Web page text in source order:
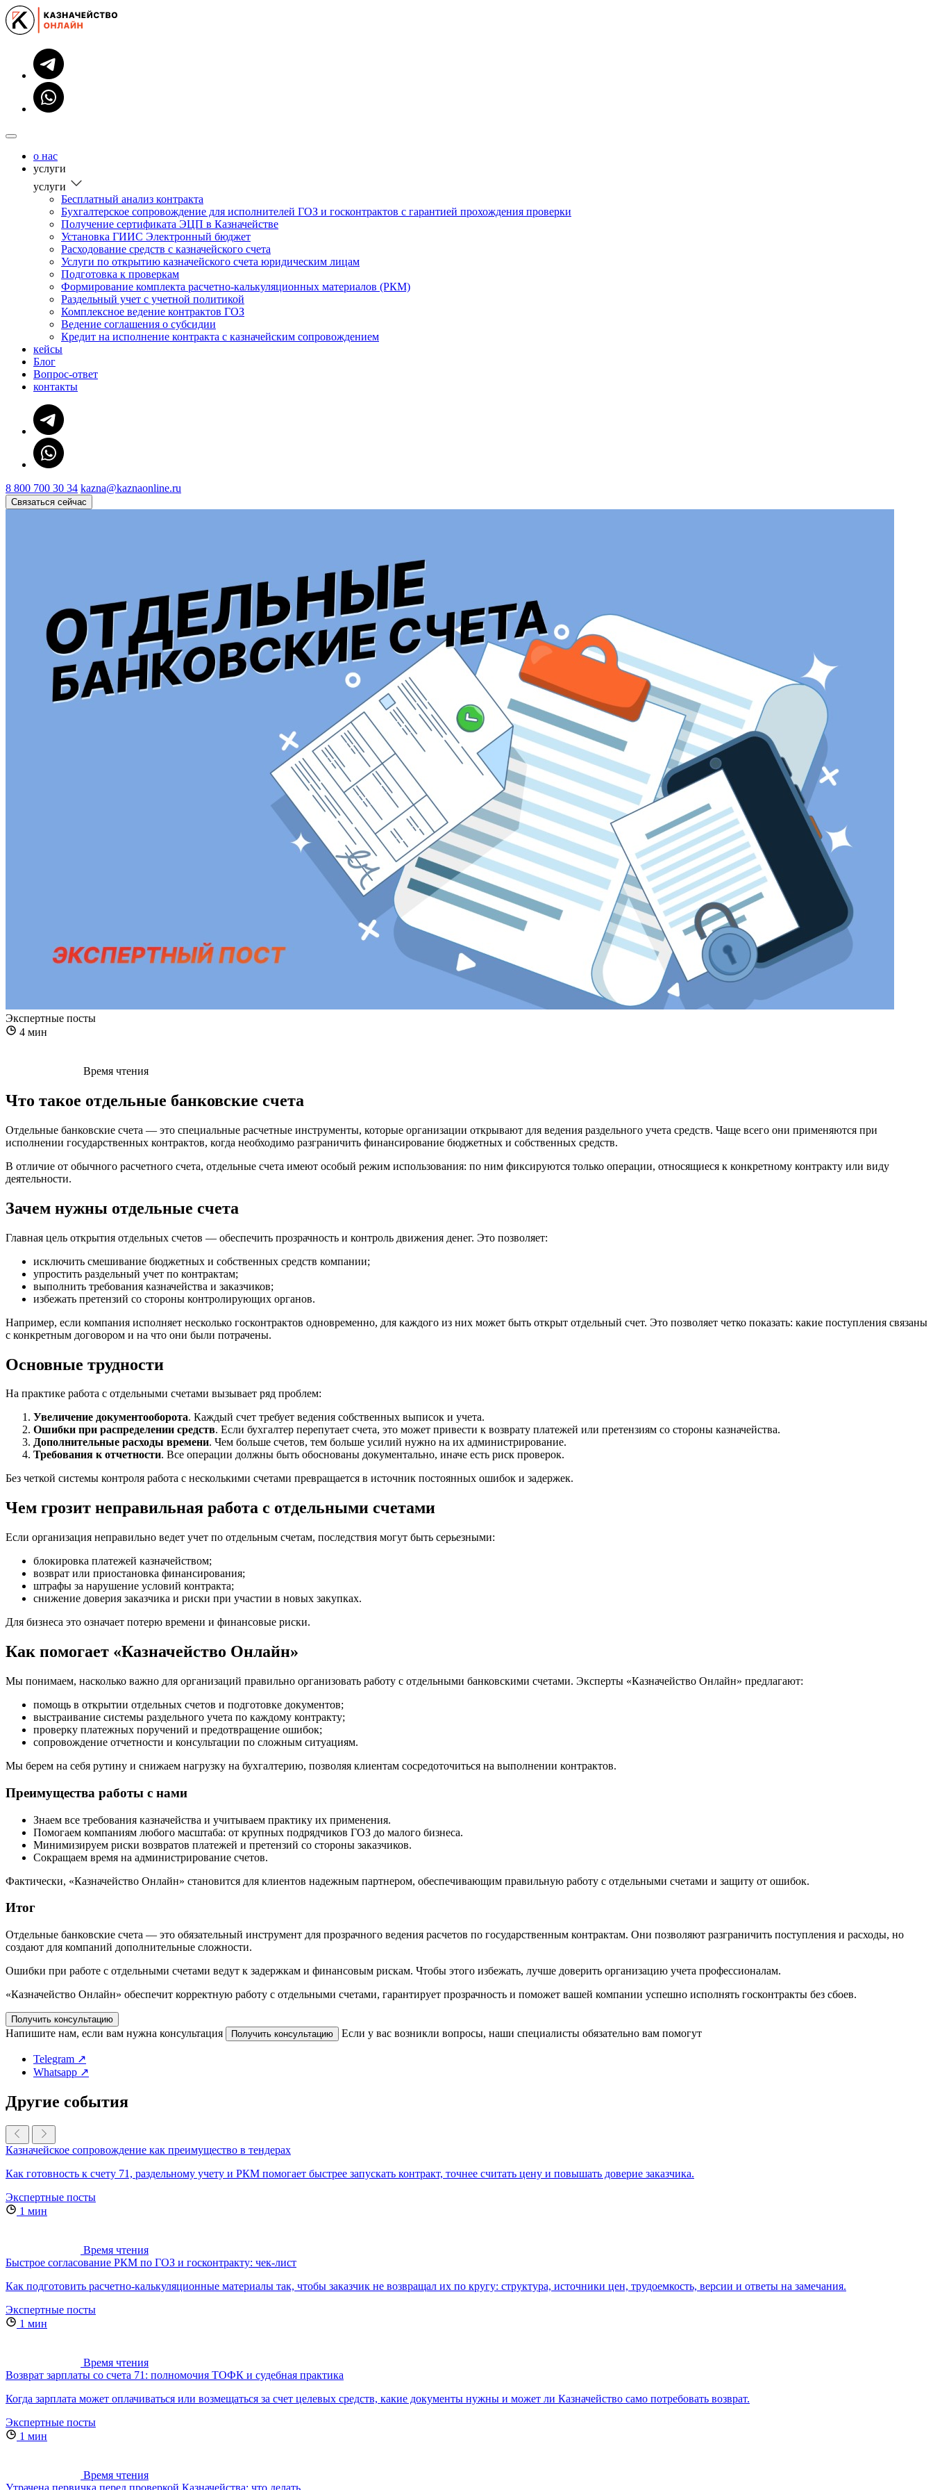
о нас
услуги
услуги
Бесплатный анализ контракта
Бухгалтерское сопровождение для исполнителей ГОЗ и госконтрактов с гарантией прохождения проверки
Получение сертификата ЭЦП в Казначействе
Установка ГИИС Электронный бюджет
Расходование средств с казначейского счета
Услуги по открытию казначейского счета юридическим лицам
Подготовка к проверкам
Формирование комплекта расчетно-калькуляционных материалов (РКМ)
Раздельный учет с учетной политикой
Комплексное ведение контрактов ГОЗ
Ведение соглашения о субсидии
Кредит на исполнение контракта с казначейским сопровождением
кейсы
Блог
Вопрос-ответ
контакты
8 800 700 30 34 kazna@kaznaonline.ru
Связаться сейчас
Экспертные посты
4 мин
Время чтения
Что такое отдельные банковские счета
Отдельные банковские счета — это специальные расчетные инструменты, которые организации открывают для ведения раздельного учета средств. Чаще всего они применяются при
исполнении государственных контрактов, когда необходимо разграничить финансирование бюджетных и собственных средств.
В отличие от обычного расчетного счета, отдельные счета имеют особый режим использования: по ним фиксируются только операции, относящиеся к конкретному контракту или виду
деятельности.
Зачем нужны отдельные счета
Главная цель открытия отдельных счетов — обеспечить прозрачность и контроль движения денег. Это позволяет:
исключить смешивание бюджетных и собственных средств компании;
упростить раздельный учет по контрактам;
выполнить требования казначейства и заказчиков;
избежать претензий со стороны контролирующих органов.
Например, если компания исполняет несколько госконтрактов одновременно, для каждого из них может быть открыт отдельный счет. Это позволяет четко показать: какие поступления связаны
с конкретным договором и на что они были потрачены.
Основные трудности
На практике работа с отдельными счетами вызывает ряд проблем:
Увеличение документооборота. Каждый счет требует ведения собственных выписок и учета.
Ошибки при распределении средств. Если бухгалтер перепутает счета, это может привести к возврату платежей или претензиям со стороны казначейства.
Дополнительные расходы времени. Чем больше счетов, тем больше усилий нужно на их администрирование.
Требования к отчетности. Все операции должны быть обоснованы документально, иначе есть риск проверок.
Без четкой системы контроля работа с несколькими счетами превращается в источник постоянных ошибок и задержек.
Чем грозит неправильная работа с отдельными счетами
Если организация неправильно ведет учет по отдельным счетам, последствия могут быть серьезными:
блокировка платежей казначейством;
возврат или приостановка финансирования;
штрафы за нарушение условий контракта;
снижение доверия заказчика и риски при участии в новых закупках.
Для бизнеса это означает потерю времени и финансовые риски.
Как помогает «Казначейство Онлайн»
Мы понимаем, насколько важно для организаций правильно организовать работу с отдельными банковскими счетами. Эксперты «Казначейство Онлайн» предлагают:
помощь в открытии отдельных счетов и подготовке документов;
выстраивание системы раздельного учета по каждому контракту;
проверку платежных поручений и предотвращение ошибок;
сопровождение отчетности и консультации по сложным ситуациям.
Мы берем на себя рутину и снижаем нагрузку на бухгалтерию, позволяя клиентам сосредоточиться на выполнении контрактов.
Преимущества работы с нами
Знаем все требования казначейства и учитываем практику их применения.
Помогаем компаниям любого масштаба: от крупных подрядчиков ГОЗ до малого бизнеса.
Минимизируем риски возвратов платежей и претензий со стороны заказчиков.
Сокращаем время на администрирование счетов.
Фактически, «Казначейство Онлайн» становится для клиентов надежным партнером, обеспечивающим правильную работу с отдельными счетами и защиту от ошибок.
Итог
Отдельные банковские счета — это обязательный инструмент для прозрачного ведения расчетов по государственным контрактам. Они позволяют разграничить поступления и расходы, но
создают для компаний дополнительные сложности.
Ошибки при работе с отдельными счетами ведут к задержкам и финансовым рискам. Чтобы этого избежать, лучше доверить организацию учета профессионалам.
«Казначейство Онлайн» обеспечит корректную работу с отдельными счетами, гарантирует прозрачность и поможет вашей компании успешно исполнять госконтракты без сбоев.
Получить консультацию
Напишите нам, если вам нужна консультация Получить консультацию Если у вас возникли вопросы, наши специалисты обязательно вам помогут
Telegram ↗
Whatsapp ↗
Другие события
Казначейское сопровождение как преимущество в тендерах
Как готовность к счету 71, раздельному учету и РКМ помогает быстрее запускать контракт, точнее считать цену и повышать доверие заказчика.
Экспертные посты
1 мин
Время чтения
Быстрое согласование РКМ по ГОЗ и госконтракту: чек-лист
Как подготовить расчетно-калькуляционные материалы так, чтобы заказчик не возвращал их по кругу: структура, источники цен, трудоемкость, версии и ответы на замечания.
Экспертные посты
1 мин
Время чтения
Возврат зарплаты со счета 71: полномочия ТОФК и судебная практика
Когда зарплата может оплачиваться или возмещаться за счет целевых средств, какие документы нужны и может ли Казначейство само потребовать возврат.
Экспертные посты
1 мин
Время чтения
Утрачена первичка перед проверкой Казначейства: что делать